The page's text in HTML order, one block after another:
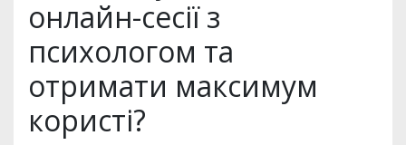
онлайн-сесії з
психологом та
отримати максимум
користі?